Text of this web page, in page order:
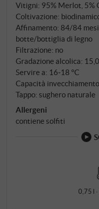
ridotte. Proviene da
confini della Slovenia
da Merlot con un
maturato per 84 mesi
bottiglia prima di
passati oltre 15 anni
mercato.
Vitigni: 95% Merlot, 5%
Coltivazione:
Affinamento: 84/84
botte/bottiglia di legno
Filtrazione: no
Gradazione alcolica:
Servire a: 16‑18 °C
Capacità
Tappo: sughero naturale
Allergeni
contiene solfiti
0,75 l